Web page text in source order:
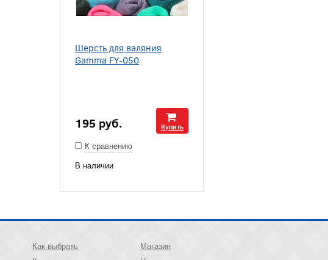
Шерсть для валяния
Gamma FY-050
195 руб. Купить
К сравнению
В наличии
Как выбрать
Магазин